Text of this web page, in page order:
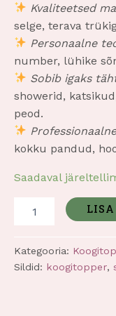
Kvaliteetsed
selge, terava
Personaalne
number, lühike
Sobib igaks
showerid,
peod.
kokku pandud,
Saadaval
LISA
Kategooria:
Sildid: koogitopper,